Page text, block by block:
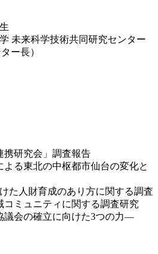
未来科学技術共同研究センター
ー長）
携研究会」調査報告
る東北の中枢都市仙台の変化と
た人財育成のあり方に関する調査
コミュニティに関する調査研究
会の確立に向けた3つの力―